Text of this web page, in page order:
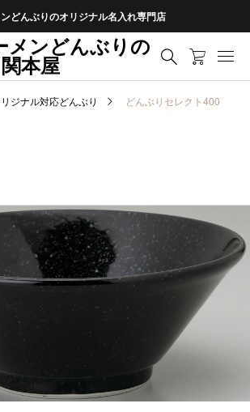
どんぶりのオリジナル名入れ専門店
メンどんぶりの
関本屋
ジナル対応どんぶり どんぶりセレクト400